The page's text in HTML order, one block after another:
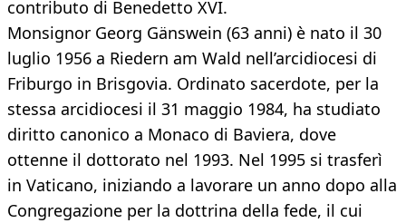
contributo di Benedetto XVI.
Monsignor Georg Gänswein (63 anni) è nato il 30
luglio 1956 a Riedern am Wald nell’arcidiocesi di
Friburgo in Brisgovia. Ordinato sacerdote, per la
stessa arcidiocesi il 31 maggio 1984, ha studiato
diritto canonico a Monaco di Baviera, dove
ottenne il dottorato nel 1993. Nel 1995 si trasferì
in Vaticano, iniziando a lavorare un anno dopo alla
Congregazione per la dottrina della fede, il cui